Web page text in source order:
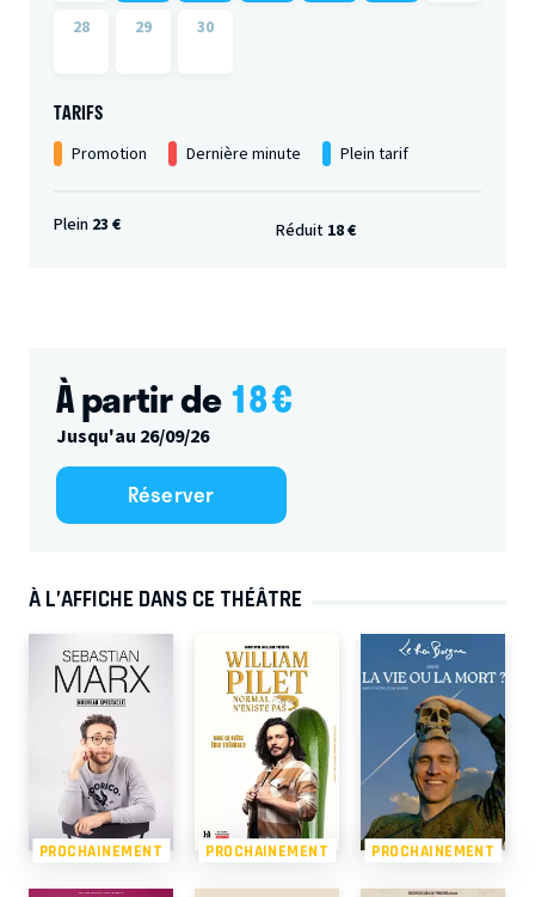
28 29 30
TARIFS
Promotion Dernière minute Plein tarif
Plein 23 € Réduit 18 €
À partir de18€
Jusqu'au 26/09/26
Réserver
À L’AFFICHE DANS CE THÉÂTRE
PROCHAINEMENT PROCHAINEMENT PROCHAINEMENT